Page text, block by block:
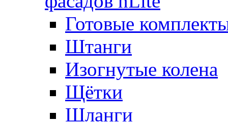
Готовые
Штанги
Изогнутые колена
Щётки
Шланги